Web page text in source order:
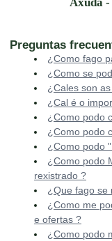
Axuda
Preguntas
¿Como fago
¿Como se
¿Cales son
¿Cal é o
¿Como podo
¿Como podo
¿Como podo
¿Como podo
rexistrado ?
¿Que fago se
¿Como me
e ofertas ?
¿Como podo